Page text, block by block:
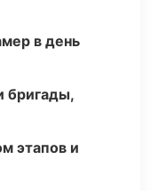
в день
бригады,
этапов и